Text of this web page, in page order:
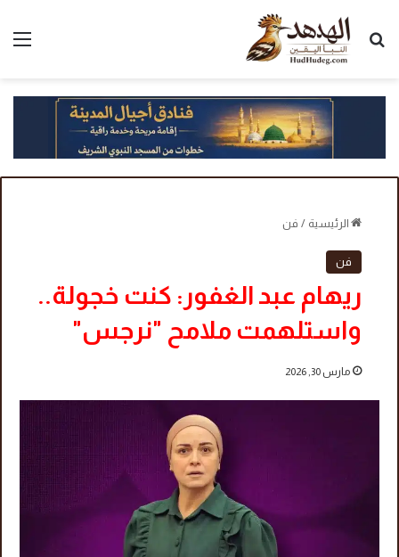
بحث عن
الرئيسية / فن
فن
ريهام عبد الغفور: كنت خجولة..
واستلهمت ملامح "نرجس"
مارس 30, 2026